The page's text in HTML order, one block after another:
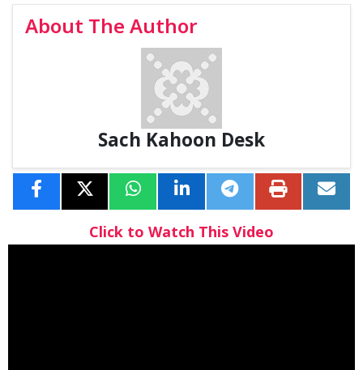
About The Author
Sach Kahoon Desk
Click to Watch This Video